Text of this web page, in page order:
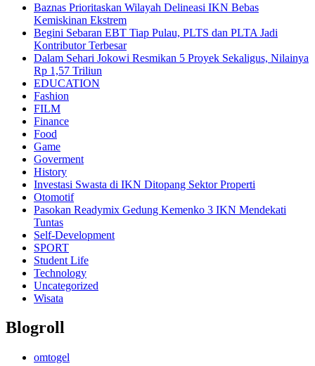
Baznas Prioritaskan Wilayah Delineasi IKN Bebas
Kemiskinan Ekstrem
Begini Sebaran EBT Tiap Pulau, PLTS dan PLTA Jadi
Kontributor Terbesar
Dalam Sehari Jokowi Resmikan 5 Proyek Sekaligus, Nilainya
Rp 1,57 Triliun
EDUCATION
Fashion
FILM
Finance
Food
Game
Goverment
History
Investasi Swasta di IKN Ditopang Sektor Properti
Otomotif
Pasokan Readymix Gedung Kemenko 3 IKN Mendekati
Tuntas
Self-Development
SPORT
Student Life
Technology
Uncategorized
Wisata
Blogroll
omtogel